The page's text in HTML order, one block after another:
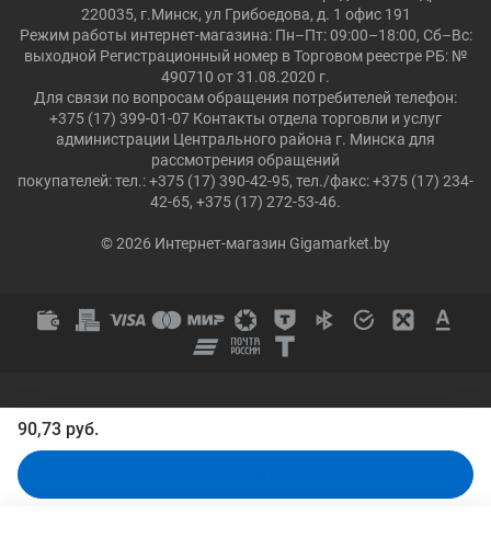
90,73 руб.
220035, г.Минск, ул Грибоедова, д. 1 офис 191
Режим работы интернет-магазина: Пн–Пт: 09:00–18:00, Сб–Вс:
выходной Регистрационный номер в Торговом реестре РБ: №
490710 от 31.08.2020 г.
Для связи по вопросам обращения потребителей телефон:
+375 (17) 399-01-07 Контакты отдела торговли и услуг
администрации Центрального района г. Минска для
рассмотрения обращений
покупателей: тел.: +375 (17) 390-42-95, тел./факс: +375 (17) 234-
42-65, +375 (17) 272-53-46.
© 2026 Интернет-магазин Gigamarket.by